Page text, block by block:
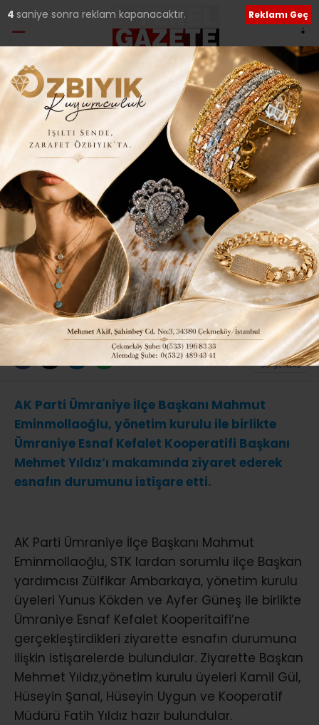
Ana Sayfa›Genel
ÜMRANİYE ESNAFININ
DURUMUNU VE KREDİLERİ
KONUŞTULAR..
Giriş: 12-01-2021 22:13
Güncelleme: 12-01-2021 22:14
505 Genel
ABONE OL
AK Parti Ümraniye İlçe Başkanı Mahmut
Eminmollaoğlu, yönetim kurulu ile birlikte
Ümraniye Esnaf Kefalet Kooperatifi Başkanı
Mehmet Yıldız’ı makamında ziyaret ederek
esnafın durumunu istişare etti.
AK Parti Ümraniye İlçe Başkanı Mahmut
Eminmollaoğlu, STK lardan sorumlu ilçe Başkan
yardımcısı Zülfikar Ambarkaya, yönetim kurulu
üyeleri Yunus Kökden ve Ayfer Güneş ile birlikte
Ümraniye Esnaf Kefalet Kooperitaifi’ne
gerçekleştirdikleri ziyarette esnafın durumuna
ilişkin istişarelerde bulundular. Ziyarette Başkan
Mehmet Yıldız,yönetim kurulu üyeleri Kamil Gül,
Hüseyin Şanal, Hüseyin Uygun ve Kooperatif
Müdürü Fatih Yıldız hazır bulundular.
3 saniye sonra reklam kapanacaktır. Reklamı Geç